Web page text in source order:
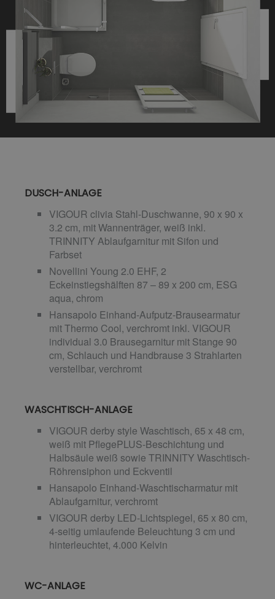
DUSCH-ANLAGE
VIGOUR clivia Stahl-Duschwanne, 90 x 90 x
3.2 cm, mit Wannenträger, weiß inkl.
TRINNITY Ablaufgarnitur mit Sifon und
Farbset
Novellini Young 2.0 EHF, 2
Eckeinstiegshälften 87 – 89 x 200 cm, ESG
aqua, chrom
Hansapolo Einhand-Aufputz-Brausearmatur
mit Thermo Cool, verchromt inkl. VIGOUR
individual 3.0 Brausegarnitur mit Stange 90
cm, Schlauch und Handbrause 3 Strahlarten
verstellbar, verchromt
WASCHTISCH-ANLAGE
VIGOUR derby style Waschtisch, 65 x 48 cm,
weiß mit PflegePLUS-Beschichtung und
Halbsäule weiß sowie TRINNITY Waschtisch-
Röhrensiphon und Eckventil
Hansapolo Einhand-Waschtischarmatur mit
Ablaufgarnitur, verchromt
VIGOUR derby LED-Lichtspiegel, 65 x 80 cm,
4-seitig umlaufende Beleuchtung 3 cm und
hinterleuchtet, 4.000 Kelvin
WC-ANLAGE